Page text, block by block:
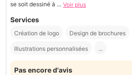
se soit dessiné à ... Voir plus
Services
Création de logo Design de brochures
Illustrations personnalisées ...
Pas encore d'avis